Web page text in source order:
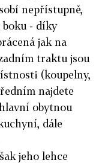
nepřístupně,
boku - díky
jak na
traktu jsou
(koupelny,
najdete
obytnou
dále
jeho lehce